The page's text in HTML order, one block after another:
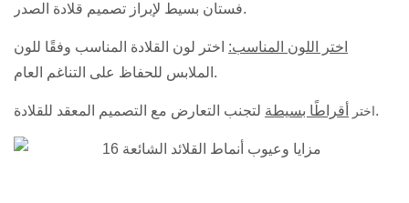
فستان بسيط لإبراز تصميم قلادة الصدر.
اختر اللون المناسب: اختر لون القلادة المناسب وفقًا للون
الملابس للحفاظ على التناغم العام.
اختر أقراطًا بسيطة لتجنب التعارض مع التصميم المعقد للقلادة.